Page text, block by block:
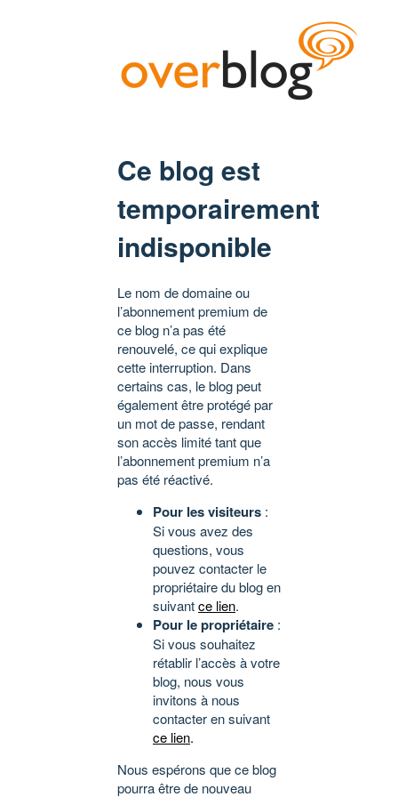
Ce blog est
temporairement
indisponible
Le nom de domaine ou
l’abonnement premium de
ce blog n’a pas été
renouvelé, ce qui explique
cette interruption. Dans
certains cas, le blog peut
également être protégé par
un mot de passe, rendant
son accès limité tant que
l’abonnement premium n’a
pas été réactivé.
Pour les visiteurs :
Si vous avez des
questions, vous
pouvez contacter le
propriétaire du blog en
suivantce lien.
Pour le propriétaire :
Si vous souhaitez
rétablir l’accès à votre
blog, nous vous
invitons à nous
contacter en suivant
ce lien.
Nous espérons que ce blog
pourra être de nouveau